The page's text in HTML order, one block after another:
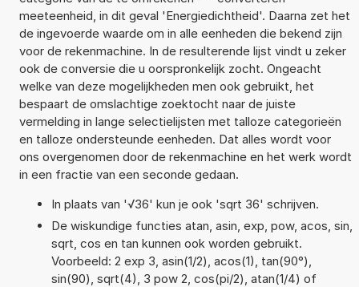
meeteenheid, in dit geval 'Energiedichtheid'. Daarna zet het
de ingevoerde waarde om in alle eenheden die bekend zijn
voor de rekenmachine. In de resulterende lijst vindt u zeker
ook de conversie die u oorspronkelijk zocht. Ongeacht
welke van deze mogelijkheden men ook gebruikt, het
bespaart de omslachtige zoektocht naar de juiste
vermelding in lange selectielijsten met talloze categorieën
en talloze ondersteunde eenheden. Dat alles wordt voor
ons overgenomen door de rekenmachine en het werk wordt
in een fractie van een seconde gedaan.
In plaats van '√36' kun je ook 'sqrt 36' schrijven.
De wiskundige functies atan, asin, exp, pow, acos, sin,
sqrt, cos en tan kunnen ook worden gebruikt.
Voorbeeld: 2 exp 3, asin(1/2), acos(1), tan(90°),
sin(90), sqrt(4), 3 pow 2, cos(pi/2), atan(1/4) of